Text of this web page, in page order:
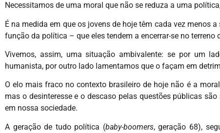
Necessitamos de uma moral que não se reduza a uma
É na medida em que os jovens de hoje têm cada vez menos
função da política – que eles tendem a encerrar-se no terreno
Vivemos, assim, uma situação ambivalente: se por um
humanista, por outro lado lamentamos que o façam em
O elo mais fraco no contexto brasileiro de hoje não é a
mas o desinteresse e o descaso pelas questões públicas
em nossa sociedade.
A geração de tudo política (baby-boomers, geração 68),